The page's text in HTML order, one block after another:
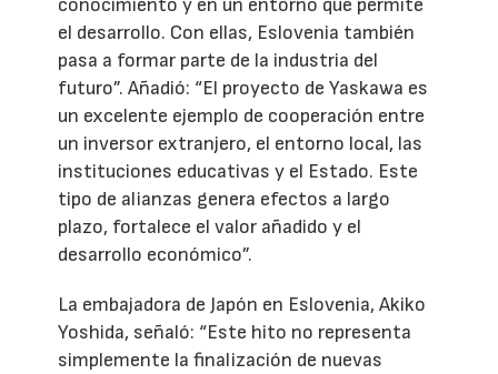
conocimiento y en un entorno que permite
el desarrollo. Con ellas, Eslovenia también
pasa a formar parte de la industria del
futuro”. Añadió: “El proyecto de Yaskawa es
un excelente ejemplo de cooperación entre
un inversor extranjero, el entorno local, las
instituciones educativas y el Estado. Este
tipo de alianzas genera efectos a largo
plazo, fortalece el valor añadido y el
desarrollo económico”.
La embajadora de Japón en Eslovenia, Akiko
Yoshida, señaló: “Este hito no representa
simplemente la finalización de nuevas